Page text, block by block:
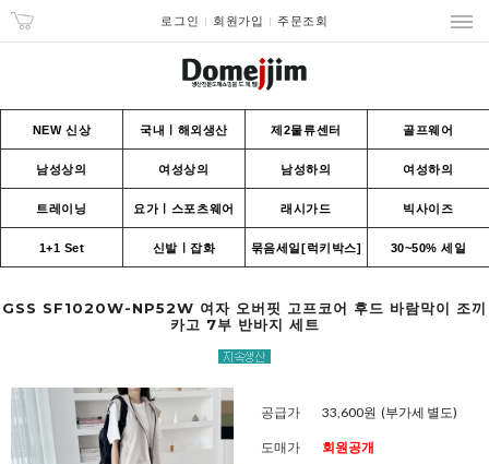
로그인 회원가입 주문조회
NEW 신상 국내ㅣ해외생산 제2물류센터 골프웨어
남성상의 여성상의 남성하의 여성하의
트레이닝 요가ㅣ스포츠웨어 래시가드 빅사이즈
1+1 Set 신발ㅣ잡화 묶음세일[럭키박스] 30~50% 세일
GSS SF1020W-NP52W 여자 오버핏 고프코어 후드 바람막이 조끼
카고 7부 반바지 세트
공급가 33,600원 (부가세 별도)
도매가 회원공개